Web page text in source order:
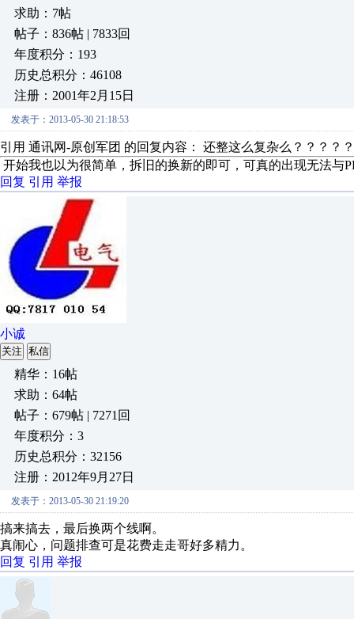
求助：7帖
帖子：836帖 | 7833回
年度积分：193
历史总积分：46108
注册：2001年2月15日
发表于：2013-05-30 21:18:53
引用 通讯网-原创军团 的回复内容： 还整这么复杂么？？？？
开始我也以为很简单，拆旧的换新的即可，可真的出现无法与
回复 引用 举报
小诚
关注 私信
精华：16帖
求助：64帖
帖子：679帖 | 7271回
年度积分：3
历史总积分：32156
注册：2012年9月27日
发表于：2013-05-30 21:19:20
搞来搞去，最后换两个线啊。
真闹心，问题排查可是花费走走哥好多精力。
回复 引用 举报